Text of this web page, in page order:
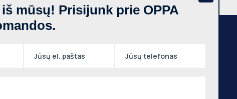
mūsų! Prisijunk prie OPPA